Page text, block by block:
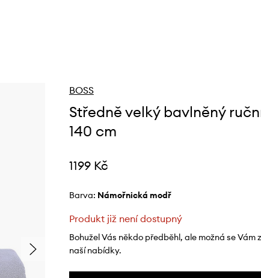
BOSS
Středně velký bavlněný
140 cm
1199 Kč
Barva: námořnická modř
Produkt již není dostupný
Bohužel Vás někdo předběhl, ale možná se Vám
naší nabídky.